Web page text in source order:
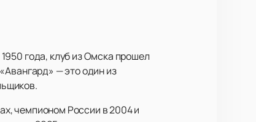
года, клуб из Омска прошел
— это один из
чемпионом России в 2004 и